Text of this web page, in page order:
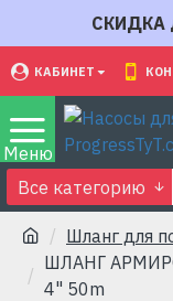
СКИДКА
КАБИНЕТ
Все категорию
Шланг для
ШЛАНГ
4" 50m